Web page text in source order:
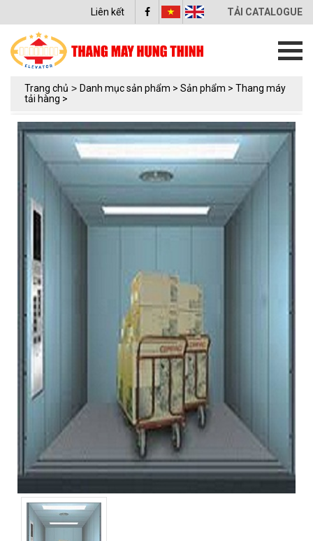
TẢI CATALOGUE
Liên kết
Trang chủ > Danh mục sản phẩm > Sản phẩm > Thang máy
tải hàng >